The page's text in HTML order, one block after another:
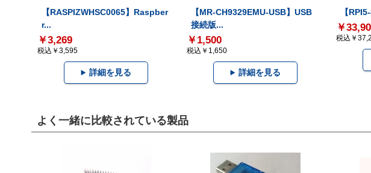
【RASPIZWHSC0065】Raspber
r...
￥3,269
税込￥3,595
詳細を見る
【MR-CH9329EMU-USB】USB
接続版...
￥1,500
税込￥1,650
詳細を見る
【
￥
税込￥
よく一緒に比較されている製品